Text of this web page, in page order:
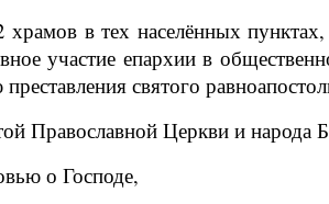
в тех населённых
участие епархии в
святого
Православной Церкви и народа
о Господе,